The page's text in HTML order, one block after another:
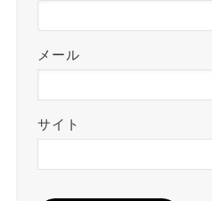
メール
サイト